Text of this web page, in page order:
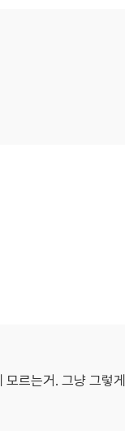
르는거. 그냥 그렇게